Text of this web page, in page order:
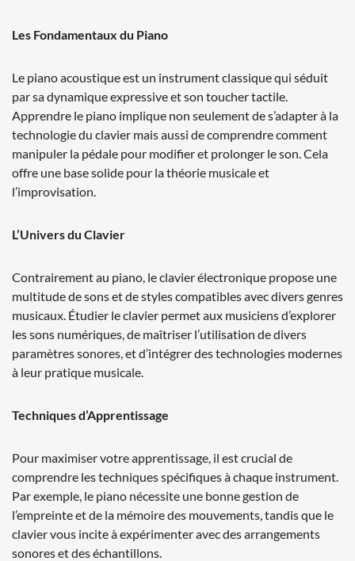
Les Fondamentaux du Piano
Le piano acoustique est un instrument classique qui séduit
par sa dynamique expressive et son toucher tactile.
Apprendre le piano implique non seulement de s’adapter à la
technologie du clavier mais aussi de comprendre comment
manipuler la pédale pour modifier et prolonger le son. Cela
offre une base solide pour la théorie musicale et
l’improvisation.
L’Univers du Clavier
Contrairement au piano, le clavier électronique propose une
multitude de sons et de styles compatibles avec divers genres
musicaux. Étudier le clavier permet aux musiciens d’explorer
les sons numériques, de maîtriser l’utilisation de divers
paramètres sonores, et d’intégrer des technologies modernes
à leur pratique musicale.
Techniques d’Apprentissage
Pour maximiser votre apprentissage, il est crucial de
comprendre les techniques spécifiques à chaque instrument.
Par exemple, le piano nécessite une bonne gestion de
l’empreinte et de la mémoire des mouvements, tandis que le
clavier vous incite à expérimenter avec des arrangements
sonores et des échantillons.